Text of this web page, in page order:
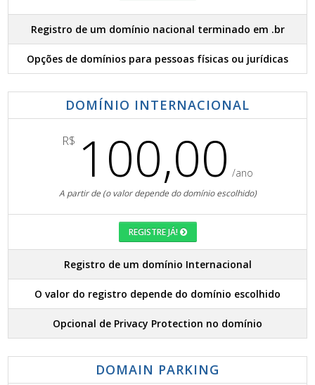
Registro de um domínio nacional terminado em .br
Opções de domínios para pessoas físicas ou jurídicas
DOMÍNIO INTERNACIONAL
R$ 100,00 /ano
A partir de (o valor depende do domínio escolhido)
REGISTRE JÁ!
Registro de um domínio Internacional
O valor do registro depende do domínio escolhido
Opcional de Privacy Protection no domínio
DOMAIN PARKING